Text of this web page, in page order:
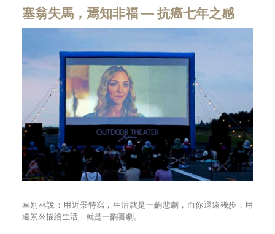
塞翁失馬，焉知非福 — 抗癌七年之感
卓別林說：用近景特寫，生活就是一齣悲劇，而你退遠幾步，用
遠景來描繪生活，就是一齣喜劇。